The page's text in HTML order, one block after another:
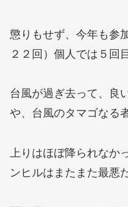
懲りもせず、今年も参
２２回）個人では５回
台風が過ぎ去って、良
や、台風のタマゴなる
上りはほぼ降られなか
ンヒルはまたまた最悪